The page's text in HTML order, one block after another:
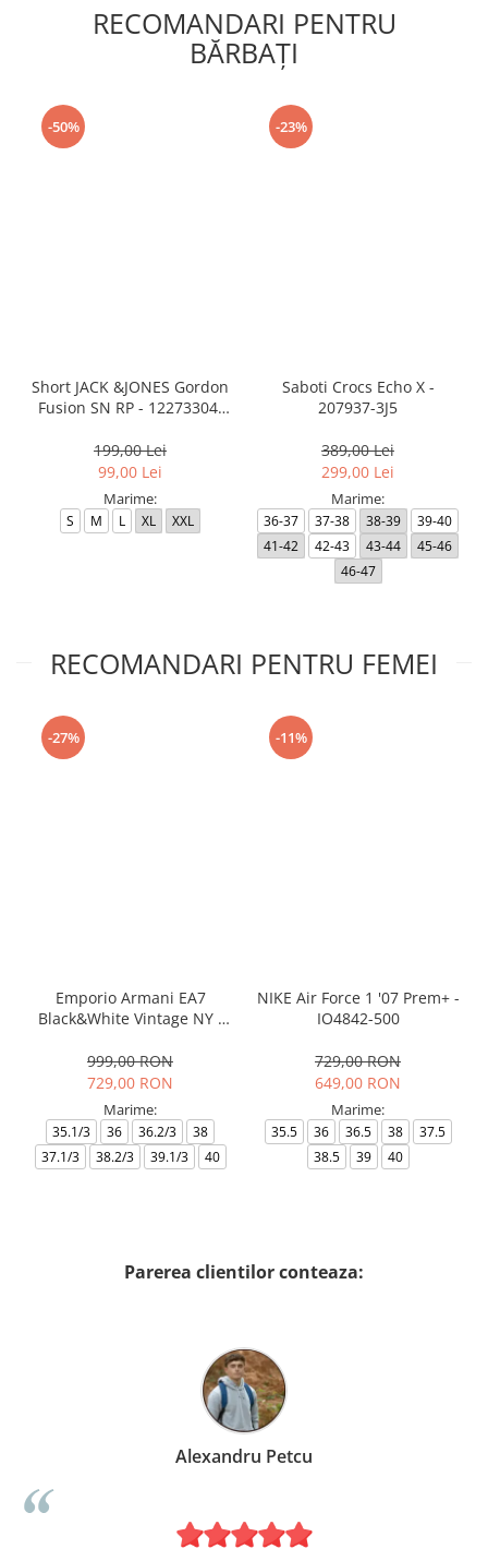
RECOMANDARI PENTRU
BĂRBAŢI
-50%
Short JACK &JONES Gordon
Fusion SN RP - 12273304-
199,00 Lei
99,00 Lei
Marime:
S M L XL XXL
-23%
Saboti Crocs Echo X -
207937-3J5
389,00 Lei
299,00 Lei
Marime:
36-37 37-38 38-39
39-40
41-42
42-43 43-44
45-46
46-47
RECOMANDARI PENTRU FEMEI
-27%
Emporio Armani EA7
Black&White Vintage NY -
999,00 RON
729,00 RON
Marime:
35.1/3 36 36.2/3
38
37.1/3
38.2/3 39.1/3 40
-11%
NIKE Air Force 1 '07 Prem+ -
IO4842-500
729,00 RON
649,00 RON
Marime:
35.5 36 36.5 38
37.5
38.5
39 40
Parerea clientilor conteaza:
Alexandru Petcu